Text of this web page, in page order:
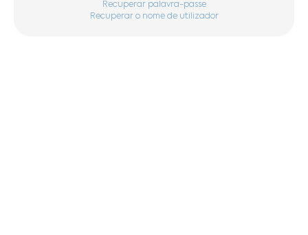
Recuperar palavra-passe
Recuperar o nome de utilizador